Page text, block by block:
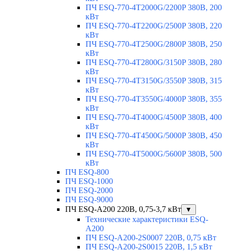
ПЧ ESQ-770-4T2000G/2200P 380В, 200
кВт
ПЧ ESQ-770-4T2200G/2500P 380В, 220
кВт
ПЧ ESQ-770-4T2500G/2800P 380В, 250
кВт
ПЧ ESQ-770-4T2800G/3150P 380В, 280
кВт
ПЧ ESQ-770-4T3150G/3550P 380В, 315
кВт
ПЧ ESQ-770-4T3550G/4000P 380В, 355
кВт
ПЧ ESQ-770-4T4000G/4500P 380В, 400
кВт
ПЧ ESQ-770-4T4500G/5000P 380В, 450
кВт
ПЧ ESQ-770-4T5000G/5600P 380В, 500
кВт
ПЧ ESQ-800
ПЧ ESQ-1000
ПЧ ESQ-2000
ПЧ ESQ-9000
ПЧ ESQ-A200 220В, 0,75-3,7 кВт
▼
Технические характеристики ESQ-
A200
ПЧ ESQ-A200-2S0007 220В, 0,75 кВт
ПЧ ESQ-A200-2S0015 220В, 1,5 кВт